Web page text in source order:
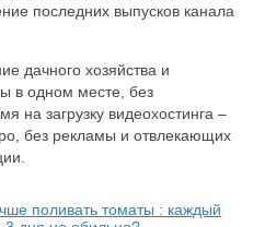
последних выпусков канала
дачного хозяйства и
в одном месте, без
на загрузку видеохостинга –
без рекламы и отвлекающих